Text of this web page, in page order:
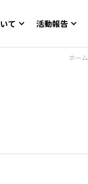
て 活動報告
ホーム